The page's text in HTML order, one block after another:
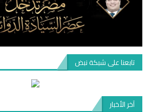
تابعنا على شبكة نبض
آخر الأخبار